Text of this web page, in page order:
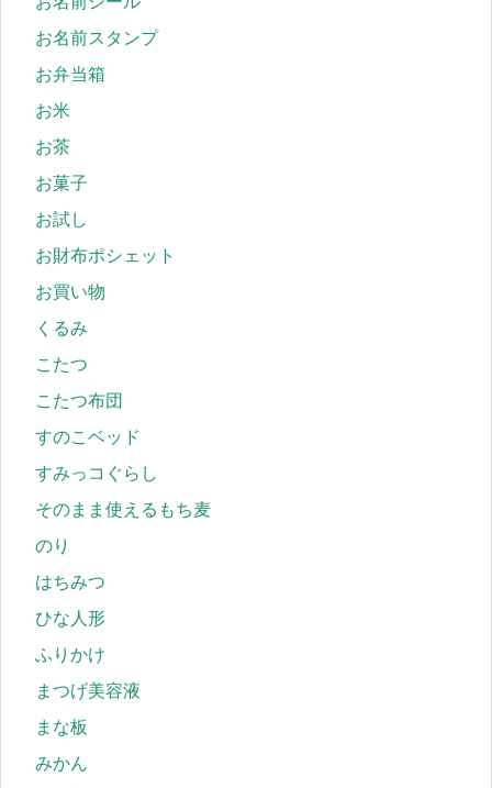
お名前スタンプ
お弁当箱
お米
お茶
お菓子
お試し
お財布ポシェット
お買い物
くるみ
こたつ
こたつ布団
すのこベッド
すみっコぐらし
そのまま使えるもち麦
のり
はちみつ
ひな人形
ふりかけ
まつげ美容液
まな板
みかん